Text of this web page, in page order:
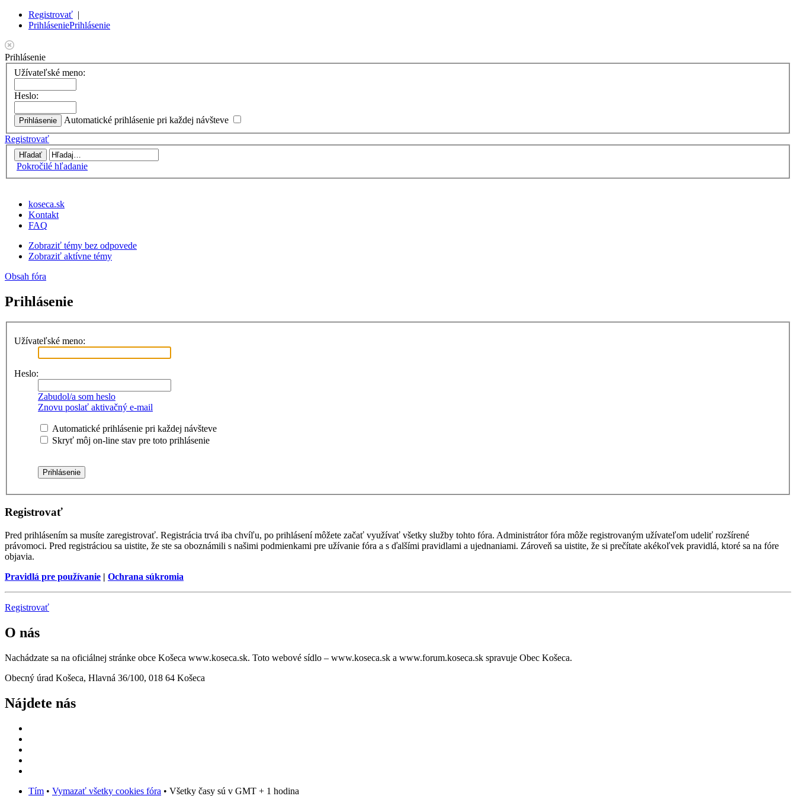
Registrovať |
PrihláseniePrihlásenie
Prihlásenie
Užívateľské meno:
Heslo:
Automatické prihlásenie pri každej návšteve
Registrovať
Pokročilé hľadanie
koseca.sk
Kontakt
FAQ
Zobraziť témy bez odpovede
Zobraziť aktívne témy
Obsah fóra
Prihlásenie
Užívateľské meno:
Heslo:
Zabudol/a som heslo
Znovu poslať aktivačný e-mail
Automatické prihlásenie pri každej návšteve
Skryť môj on-line stav pre toto prihlásenie
Registrovať
Pred prihlásením sa musíte zaregistrovať. Registrácia trvá iba chvíľu, po prihlásení môžete začať využívať všetky služby tohto fóra. Administrátor fóra môže registrovaným užívateľom udeliť rozšírené
právomoci. Pred registráciou sa uistite, že ste sa oboznámili s našimi podmienkami pre užívanie fóra a s ďalšími pravidlami a ujednaniami. Zároveň sa uistite, že si prečítate akékoľvek pravidlá, ktoré sa na fóre
objavia.
Pravidlá pre používanie | Ochrana súkromia
Registrovať
O nás
Nachádzate sa na oficiálnej stránke obce Košeca www.koseca.sk. Toto webové sídlo – www.koseca.sk a www.forum.koseca.sk spravuje Obec Košeca.
Obecný úrad Košeca, Hlavná 36/100, 018 64 Košeca
Nájdete nás
Tím • Vymazať všetky cookies fóra • Všetky časy sú v GMT + 1 hodina